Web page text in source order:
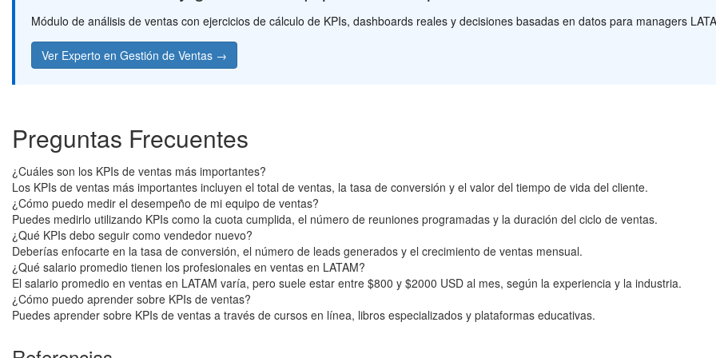
Módulo de análisis de ventas con ejercicios de cálculo de KPIs, dashboards reales y decisiones basadas en datos para managers
Ver Experto en Gestión de Ventas →
Preguntas Frecuentes
¿Cuáles son los KPIs de ventas más importantes?
Los KPIs de ventas más importantes incluyen el total de ventas, la tasa de conversión y el valor del tiempo de vida del cliente.
¿Cómo puedo medir el desempeño de mi equipo de ventas?
Puedes medirlo utilizando KPIs como la cuota cumplida, el número de reuniones programadas y la duración del ciclo de ventas.
¿Qué KPIs debo seguir como vendedor nuevo?
Deberías enfocarte en la tasa de conversión, el número de leads generados y el crecimiento de ventas mensual.
¿Qué salario promedio tienen los profesionales en ventas en LATAM?
El salario promedio en ventas en LATAM varía, pero suele estar entre $800 y $2000 USD al mes, según la experiencia y la industria.
¿Cómo puedo aprender sobre KPIs de ventas?
Puedes aprender sobre KPIs de ventas a través de cursos en línea, libros especializados y plataformas educativas.